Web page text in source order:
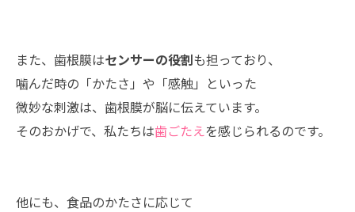
また、歯根膜はセンサーの役割 も担っており、
噛んだ時の「かたさ」や「感触」といった
微妙な刺激は、歯根膜が脳に伝えています。
そのおかげで、私たちは歯ごたえを感じられるのです。
他にも、食品のかたさに応じて